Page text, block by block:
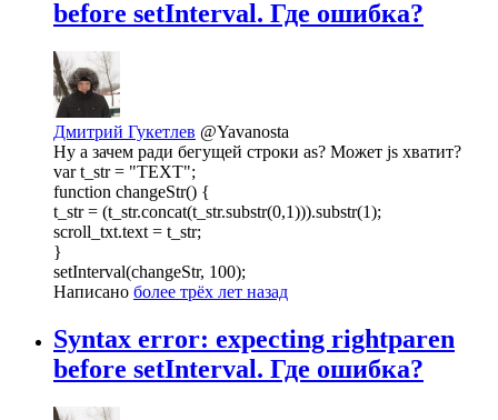
before setInterval. Где ошибка?
Дмитрий Гукетлев @Yavanosta
Ну а зачем ради бегущей строки as? Может js хватит?
var t_str = "TEXT";
function changeStr() {
t_str = (t_str.concat(t_str.substr(0,1))).substr(1);
scroll_txt.text = t_str;
}
setInterval(changeStr, 100);
Написано более трёх лет назад
Syntax error: expecting rightparen
before setInterval. Где ошибка?